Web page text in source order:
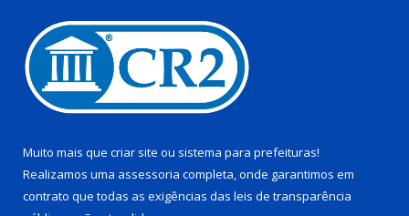
Muito mais que criar site ou sistema para prefeituras!
Realizamos uma assessoria completa, onde garantimos em
contrato que todas as exigências das leis de transparência